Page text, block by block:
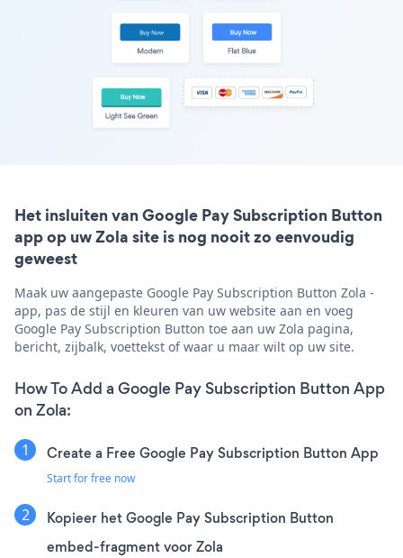
Het insluiten van Google Pay Subscription Button
app op uw Zola site is nog nooit zo eenvoudig
geweest
Maak uw aangepaste Google Pay Subscription Button Zola -
app, pas de stijl en kleuren van uw website aan en voeg
Google Pay Subscription Button toe aan uw Zola pagina,
bericht, zijbalk, voettekst of waar u maar wilt op uw site.
How To Add a Google Pay Subscription Button App
on Zola:
Create a Free Google Pay Subscription Button App
Start for free now
Kopieer het Google Pay Subscription Button
embed-fragment voor Zola